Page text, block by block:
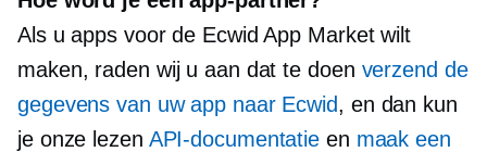
Als u apps voor de Ecwid App Market wilt
maken, raden wij u aan dat te doen verzend de
gegevens van uw app naar Ecwid, en dan kun
je onze lezen API-documentatie en maak een